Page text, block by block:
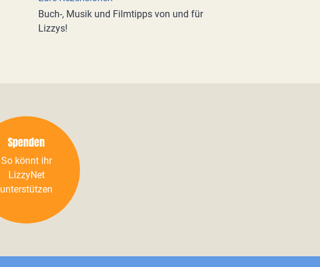
Buch-, Musik und Filmtipps von und für
Lizzys!
Spenden
So könnt ihr
LizzyNet
unterstützen